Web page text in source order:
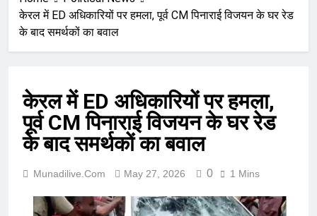
केरल में ED अधिकारियों पर हमला, पूर्व CM पिनाराई विजयन के घर रेड
के बाद समर्थकों का बवाल
केरल में ED अधिकारियों पर हमला,
पूर्व CM पिनाराई विजयन के घर रेड
के बाद समर्थकों का बवाल
Munadilive.com May 27, 2026 0 1 Mins